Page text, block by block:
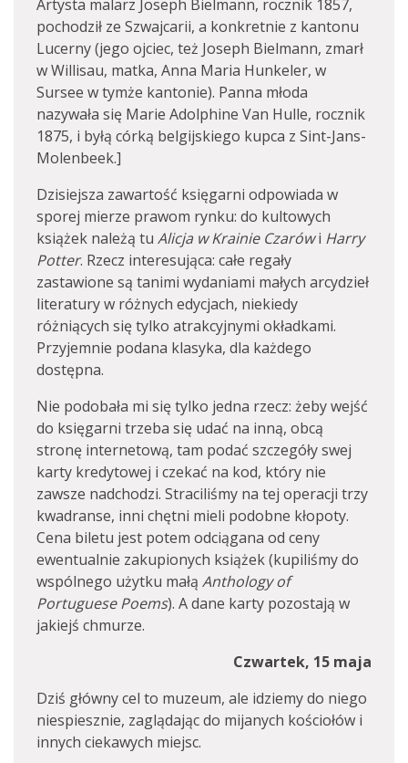
Artysta malarz Joseph Bielmann, rocznik 1857,
pochodził ze Szwajcarii, a konkretnie z kantonu
Lucerny (jego ojciec, też Joseph Bielmann, zmarł
w Willisau, matka, Anna Maria Hunkeler, w
Sursee w tymże kantonie). Panna młoda
nazywała się Marie Adolphine Van Hulle, rocznik
1875, i byłą córką belgijskiego kupca z Sint-Jans-
Molenbeek.]
Dzisiejsza zawartość księgarni odpowiada w
sporej mierze prawom rynku: do kultowych
książek należą tu Alicja w Krainie Czarówi Harry
Potter. Rzecz interesująca: całe regały
zastawione są tanimi wydaniami małych arcydzieł
literatury w różnych edycjach, niekiedy
różniących się tylko atrakcyjnymi okładkami.
Przyjemnie podana klasyka, dla każdego
dostępna.
Nie podobała mi się tylko jedna rzecz: żeby wejść
do księgarni trzeba się udać na inną, obcą
stronę internetową, tam podać szczegóły swej
karty kredytowej i czekać na kod, który nie
zawsze nadchodzi. Straciliśmy na tej operacji trzy
kwadranse, inni chętni mieli podobne kłopoty.
Cena biletu jest potem odciągana od ceny
ewentualnie zakupionych książek (kupiliśmy do
wspólnego użytku małą Anthology of
Portuguese Poems). A dane karty pozostają w
jakiejś chmurze.
Czwartek, 15 maja
Dziś główny cel to muzeum, ale idziemy do niego
niespiesznie, zaglądając do mijanych kościołów i
innych ciekawych miejsc.